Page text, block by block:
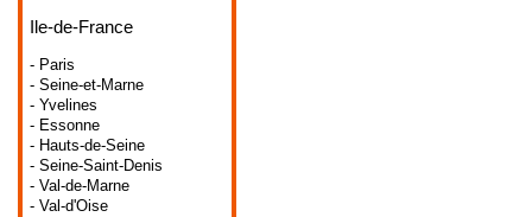
Ile-de-France
- Paris
- Seine-et-Marne
- Yvelines
- Essonne
- Hauts-de-Seine
- Seine-Saint-Denis
- Val-de-Marne
- Val-d'Oise